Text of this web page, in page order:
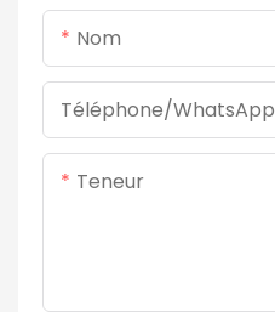
Nom
Téléphone/WhatsApp
Teneur